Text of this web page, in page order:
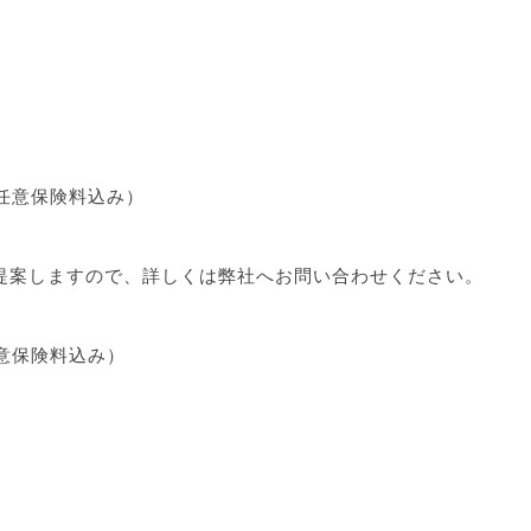
保険料込み）
しますので、詳しくは弊社へお問い合わせください。
険料込み）